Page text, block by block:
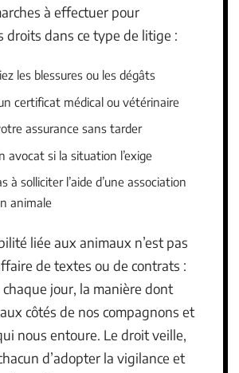
à effectuer pour
droits dans ce type de litige :
les blessures ou les dégâts
certificat médical ou vétérinaire
assurance sans tarder
avocat si la situation l’exige
à solliciter l’aide d’une association
animale
liée aux animaux n’est pas
de textes ou de contrats :
jour, la manière dont
côtés de nos compagnons et
nous entoure. Le droit veille,
d’adopter la vigilance et